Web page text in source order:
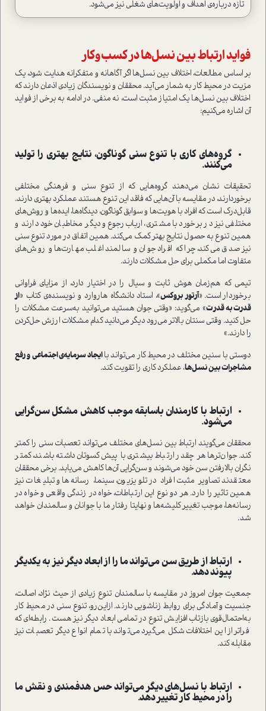
تازه درباره‌ی اهداف و اولویت‌های شغلی نیز می‌شود.
فواید ارتباط بین نسل‌ها در کسب‌و‌کار
بر اساس مطالعات، اختلاف بین نسل‌ها اگر آگاهانه و متفکرانه هدایت شود، یک
مزیت در محیط کار به شمار می‌آید. محققان و نویسندگان زیادی اذعان دارند که
اختلاف بین نسل‌ها یک امتیاز مثبت است، نه منفی. در ادامه به برخی از فواید
آن اشاره می‌کنیم:
گروه‌های کاری با تنوع سنی گوناگون، نتایج بهتری را تولید
می‌کنند.
تحقیقات نشان می‌دهند گروه‌هایی که از تنوع سنی و فرهنگی مختلفی
برخوردارند، در مقایسه با آن‌هایی که فاقد این تنوع هستند عملکرد بهتری دارند.
قابل‌درک است که افراد با هویت‌ها و سوابق گوناگون، دیدگاه‌ها، ایده‌ها و روش‌های
مختلفی نیز در برخورد با مشتری، ارباب‌رجوع و دیگر مخاطبان خود دارند و
همین تنوع به حصول نتایج بهتر کمک می‌کند. همین اتفاق در مورد تنوع سنی
نیز صدق می‌کند، چرا که افراد جوان و سالمند اغلب مهارت‌ها و روش‌های
متفاوت اما مکملی برای حل مشکلات دارند.
تیمی که هم‌زمان هوش ثابت و سیال را در اختیار دارد، از مزایای فراوانی
برخوردار است. «آرتور بروکس»، استاد دانشگاه هاروارد و نویسنده‌ی کتاب «از
قدرت به قدرت» می‌گوید: «وقتی جوان هستید می‌توانید به‌سرعت مشکلات را
حل کنید. وقتی سنتان بالاتر می‌رود دیگر می‌دانید کدام مشکلات ارزش حل‌کردن
را دارند.»
دوستی با سنین مختلف در محیط کار می‌تواند باایجاد سرمایه‌ی اجتماعی و رفع
مشاجرات بین نسل‌ها، عملکرد کاری را تقویت کند.
ارتباط با کارمندان باسابقه موجب کاهش مشکل سن‌گرایی
می‌شود.
محققان می‌گویند ارتباط بین نسل‌های مختلف می‌تواند تعصبات سنی را کمتر
کند. جوان‌ترها هر چقدر ارتباط بیشتری با پیش‌کسوتان داشته باشند، کمتر
نگران بالا‌رفتن سن خود می‌شوند و سن‌گرایی آن‌ها کاهش می‌یابد. برخی محققان
معتقدند تصاویر مثبت افراد در تلویزیون، سینما، رسانه‌ها و تبلیغات نیز
همین تاثیر را دارد. هر دو نوع این ارتباطات، خواه در زندگی واقعی و خواه در
رسانه‌ها، موجب تغییر کلیشه‌ها و نهایتا رفتار ما با جوانان و سالمندان خواهد
شد.
ارتباط از طریق سن می‌تواند ما را از ابعاد دیگر نیز به یکدیگر
پیوند دهد.
جمعیت جوان امروز در مقایسه با سالمندان تنوع زیادی از حیث نژاد، اصالت،
جنسیت و آمادگی برای روابط زناشویی دارند. ازاین‌رو، تنوع سنی در محیط کار
به‌احتمال‌قوی بازتاب افزایش تنوع در تمامی ابعاد دیگر نیز هست. رابطه‌ای که
فراتر از این اختلافات شکل می‌گیرد می‌تواند با تمام انواع دیگر تعصبات نیز
مقابله کند.
ارتباط با نسل‌های دیگر می‌تواند حس هدفمندی و نقش ما
را در محیط کار تغییر دهد.